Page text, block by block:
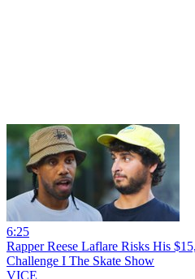
6:25
Rapper Reese Laflare Risks His
Challenge I The Skate Show
VICE